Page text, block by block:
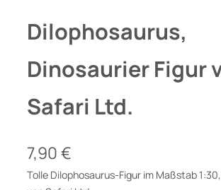
Dilophosaurus,
Dinosaurier Figur
Safari Ltd.
7,90€
Tolle Dilophosaurus-Figur im Maßstab